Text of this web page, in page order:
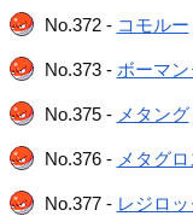
No.372 - コモルー
No.373 - ボーマン
No.375 - メタング
No.376 - メタグロ
No.377 - レジロッ